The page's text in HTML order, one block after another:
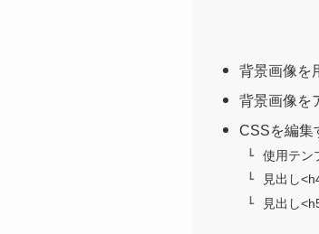
背景画像を
背景画像を
CSSを編集
使用テン
見出し
見出し